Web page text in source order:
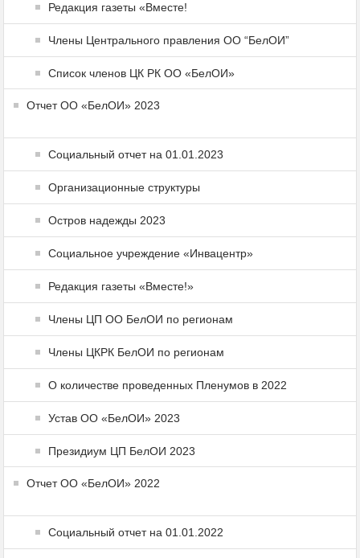
Редакция газеты «Вместе!
Члены Центрального правления ОО “БелОИ”
Список членов ЦК РК ОО «БелОИ»
Отчет ОО «БелОИ» 2023
Социальный отчет на 01.01.2023
Организационные структуры
Остров надежды 2023
Социальное учреждение «Инвацентр»
Редакция газеты «Вместе!»
Члены ЦП ОО БелОИ по регионам
Члены ЦКРК БелОИ по регионам
О количестве проведенных Пленумов в 2022
Устав ОО «БелОИ» 2023
Президиум ЦП БелОИ 2023
Отчет ОО «БелОИ» 2022
Социальный отчет на 01.01.2022